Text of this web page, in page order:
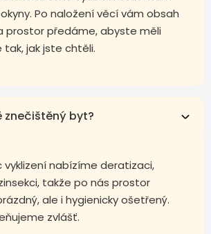
Po naložení věcí vám obsah
prostor předáme, abyste měli
tak, jak jste chtěli.
znečištěný byt?
vyklizení nabízíme deratizaci,
takže po nás prostor
ale i hygienicky ošetřený.
zvlášť.